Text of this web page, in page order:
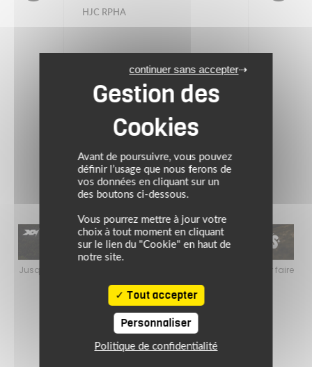
HJC RPHA
Casque RPHA 91 CARBON
ELIG MC5
729.90 €
noir carbone
Jusqu’au 24 août 2026, profitez de l’ambiance estivale pour faire
Avant de poursuivre, vous pouvez
définir l’usage que nous ferons de
vos données en cliquant sur un
des boutons ci-dessous.
Vous pourrez mettre à jour votre
choix à tout moment en cliquant
sur le lien du "Cookie" en haut de
notre site.
Tout accepter
continuer sans accepter
Personnaliser
Politique de confidentialité